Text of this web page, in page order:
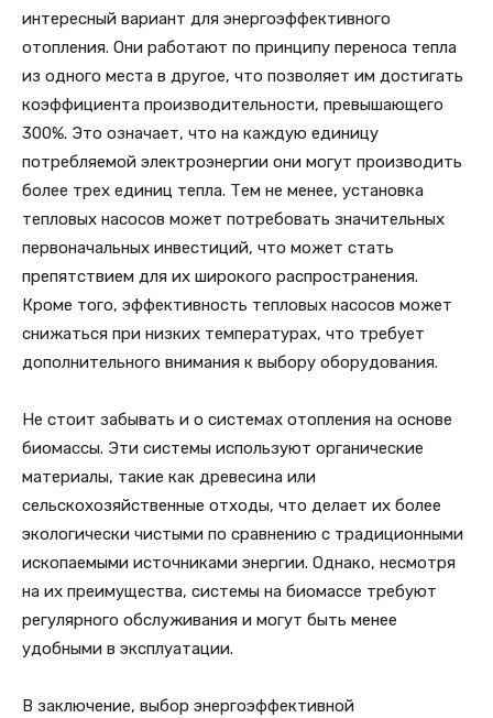
интересный вариант для энергоэффективного
отопления. Они работают по принципу переноса тепла
из одного места в другое, что позволяет им достигать
коэффициента производительности, превышающего
300%. Это означает, что на каждую единицу
потребляемой электроэнергии они могут производить
более трех единиц тепла. Тем не менее, установка
тепловых насосов может потребовать значительных
первоначальных инвестиций, что может стать
препятствием для их широкого распространения.
Кроме того, эффективность тепловых насосов может
снижаться при низких температурах, что требует
дополнительного внимания к выбору оборудования.
Не стоит забывать и о системах отопления на основе
биомассы. Эти системы используют органические
материалы, такие как древесина или
сельскохозяйственные отходы, что делает их более
экологически чистыми по сравнению с традиционными
ископаемыми источниками энергии. Однако, несмотря
на их преимущества, системы на биомассе требуют
регулярного обслуживания и могут быть менее
удобными в эксплуатации.
В заключение, выбор энергоэффективной